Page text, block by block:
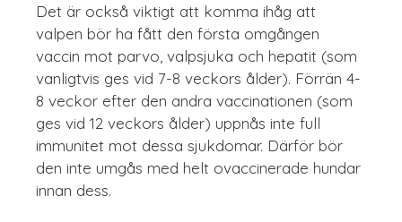
Det är också viktigt att komma ihåg att
valpen bör ha fått den första omgången
vaccin mot parvo, valpsjuka och hepatit (som
vanligtvis ges vid 7-8 veckors ålder). Förrän 4-
8 veckor efter den andra vaccinationen (som
ges vid 12 veckors ålder) uppnås inte full
immunitet mot dessa sjukdomar. Därför bör
den inte umgås med helt ovaccinerade hundar
innan dess.